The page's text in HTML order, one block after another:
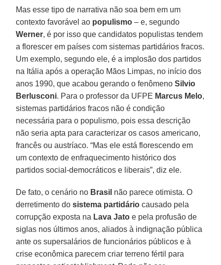
Mas esse tipo de narrativa não soa bem em um
contexto favorável ao populismo – e, segundo
Werner, é por isso que candidatos populistas tendem
a florescer em países com sistemas partidários fracos.
Um exemplo, segundo ele, é a implosão dos partidos
na Itália após a operação Mãos Limpas, no início dos
anos 1990, que acabou gerando o fenômeno Silvio
Berlusconi. Para o professor da UFPE Marcus Melo,
sistemas partidários fracos não é condição
necessária para o populismo, pois essa descrição
não seria apta para caracterizar os casos americano,
francês ou austríaco. “Mas ele está florescendo em
um contexto de enfraquecimento histórico dos
partidos social-democráticos e liberais”, diz ele.
De fato, o cenário no Brasil não parece otimista. O
derretimento dosistema partidário causado pela
corrupção exposta na Lava Jato e pela profusão de
siglas nos últimos anos, aliados à indignação pública
ante os supersalários de funcionários públicos e à
crise econômica parecem criar terreno fértil para